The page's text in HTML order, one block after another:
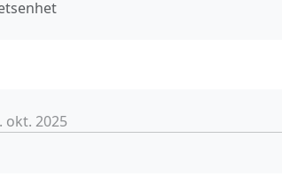
okt. 2025